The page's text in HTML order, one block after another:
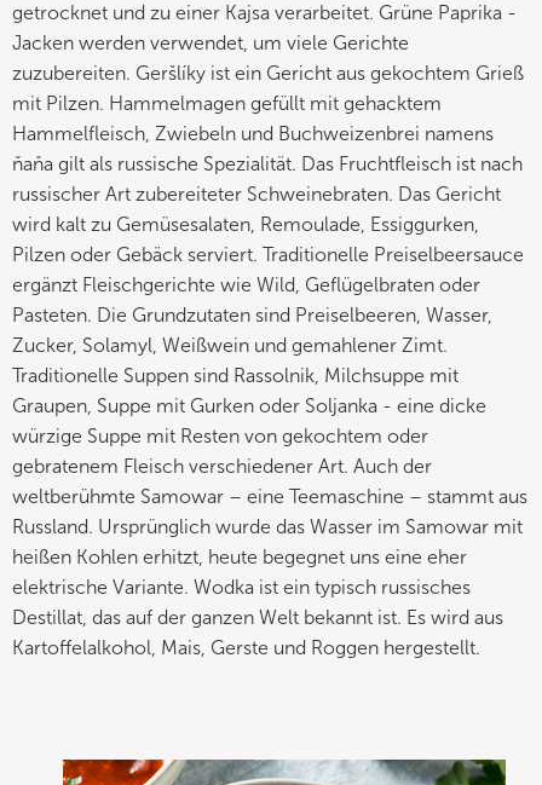
getrocknet und zu einer Kajsa verarbeitet. Grüne Paprika -
Jacken werden verwendet, um viele Gerichte
zuzubereiten. Geršlíky ist ein Gericht aus gekochtem Grieß
mit Pilzen. Hammelmagen gefüllt mit gehacktem
Hammelfleisch, Zwiebeln und Buchweizenbrei namens
ňaňa gilt als russische Spezialität. Das Fruchtfleisch ist nach
russischer Art zubereiteter Schweinebraten. Das Gericht
wird kalt zu Gemüsesalaten, Remoulade, Essiggurken,
Pilzen oder Gebäck serviert. Traditionelle Preiselbeersauce
ergänzt Fleischgerichte wie Wild, Geflügelbraten oder
Pasteten. Die Grundzutaten sind Preiselbeeren, Wasser,
Zucker, Solamyl, Weißwein und gemahlener Zimt.
Traditionelle Suppen sind Rassolnik, Milchsuppe mit
Graupen, Suppe mit Gurken oder Soljanka - eine dicke
würzige Suppe mit Resten von gekochtem oder
gebratenem Fleisch verschiedener Art. Auch der
weltberühmte Samowar – eine Teemaschine – stammt aus
Russland. Ursprünglich wurde das Wasser im Samowar mit
heißen Kohlen erhitzt, heute begegnet uns eine eher
elektrische Variante. Wodka ist ein typisch russisches
Destillat, das auf der ganzen Welt bekannt ist. Es wird aus
Kartoffelalkohol, Mais, Gerste und Roggen hergestellt.